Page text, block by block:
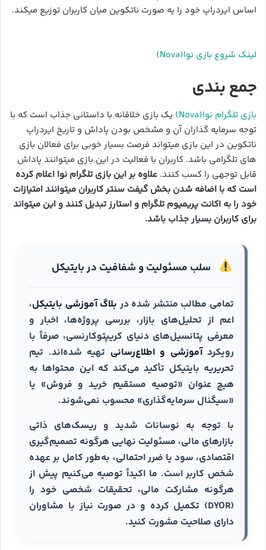
اساس ایردراپ خود را یه صورت ناتکوین میان کاربران توزیع میکند.
لینک شروع بازی نوا(Nova)
جمع بندی
بازی تلگرام نوا(Nova)
یک بازی خلاقانه با داستانی جذاب است که با
توجه سرمایه گذاران آن و مشخص بودن پاداش و تاریخ ایردراپ
ناتکوین در این بازی میتواند فرصت بسیار خوبی برای فعالان بازی
های تلگرامی باشد. کاربران با فعالیت در این بازی میتوانند پاداش
قابل توجهی را کسب کنند. علاوه بر این بازی تلگرام نوا اعلام کرده
است که با اضافه شدن بخش گیفت سنتر کاربران میتوانند امتیازات
خود را به اکانت پریمیوم تلگرام و استارز تبدیل کنند و این میتواند
برای کاربران بسیار جذاب باشد.
سلب مسئولیت و شفافیت در بایتیکل
تمامی مطالب منتشر شده در بلاگ آموزشی بایتیکل،
اعم از تحلیل‌های بازار، بررسی پروژه‌ها، اخبار و
معرفی پتانسیل‌های دنیای کریپتوکارنسی، صرفاً با
رویکردآموزشی و اطلاع‌رسانی تهیه شده‌اند. تیم
تحریریه بایتیکل تأکید می‌کند که این محتواها به
هیچ عنوان «توصیه مستقیم خرید و فروش» یا
«سیگنال سرمایه‌گذاری» محسوب نمی‌شوند.
با توجه به نوسانات شدید و ریسک‌های ذاتی
بازارهای مالی، مسئولیت نهایی هرگونه تصمیم‌گیری
اقتصادی، سود یا ضرر احتمالی، به‌طور کامل بر عهده
شخص کاربر است. ما اکیداً توصیه می‌کنیم پیش از
هرگونه مشارکت مالی، تحقیقات شخصی خود را
(DYOR) تکمیل کرده و در صورت نیاز با مشاوران
دارای صلاحیت مشورت کنید.